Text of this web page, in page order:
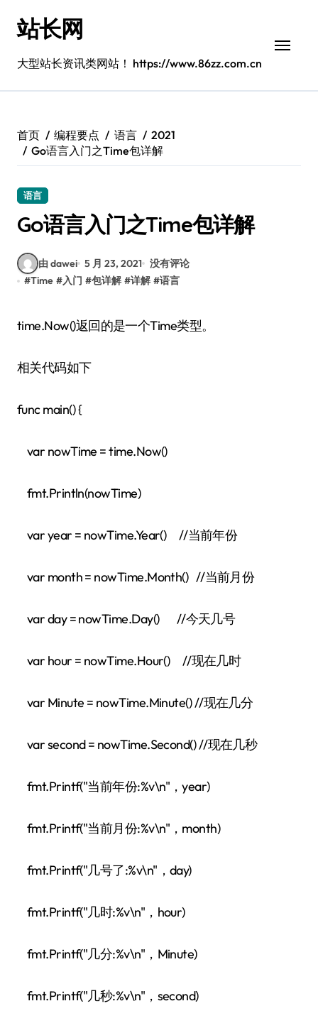
站长网
大型站长资讯类网站！ https://www.86zz.com.cn
首页 编程要点 语言
2021
Go语言入门之Time包详解
语言
Go语言入门之Time包详解
由 dawei 5 月 23, 2021 没有评论
#Time #入门 #包详解 #详解 #语言
time.Now()返回的是一个Time类型。
相关代码如下
func main() {
var nowTime = time.Now()
fmt.Println(nowTime)
var year = nowTime.Year() //当前年份
var month = nowTime.Month() //当前月份
var day = nowTime.Day() //今天几号
var hour = nowTime.Hour() //现在几时
var Minute = nowTime.Minute() //现在几分
var second = nowTime.Second() //现在几秒
fmt.Printf("当前年份:%v\n"，year)
fmt.Printf("当前月份:%v\n"，month)
fmt.Printf("几号了:%v\n"，day)
fmt.Printf("几时:%v\n"，hour)
fmt.Printf("几分:%v\n"，Minute)
fmt.Printf("几秒:%v\n"，second)